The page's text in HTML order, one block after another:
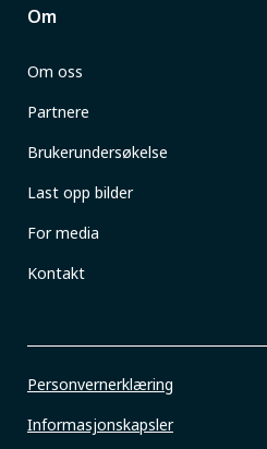
Om
Om oss
Partnere
Brukerundersøkelse
Last opp bilder
For media
Kontakt
Personvernerklæring
Informasjonskapsler